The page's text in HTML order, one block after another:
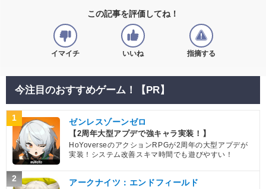
この記事を評価してね！
イマイチ いいね 指摘する
今注目のおすすめゲーム！【PR】
1 ゼンレスゾーンゼロ
【2周年大型アプデで強キャラ実装！】
HoYoverseのアクションRPGが2周年の大型アプデが
実装！システム改善スキマ時間でも遊びやすい！
2 アークナイツ：エンドフィールド